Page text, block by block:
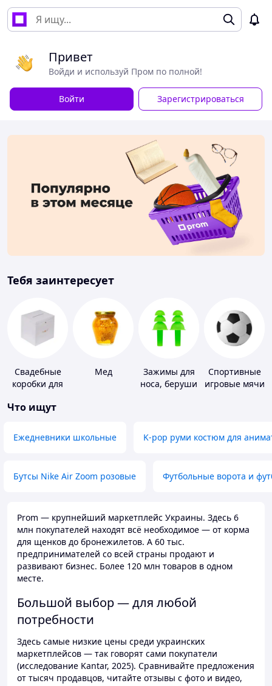
Привет
Войди и используй Пром по полной!
Войти Зарегистрироваться
Тебя заинтересует
Свадебные
коробки для
Мед
Зажимы для
носа, беруши
Спортивные
игровые мячи
Что ищут
Ежедневники школьные K-pop руми костюм для
Бутсы Nike Air Zoom розовые Футбольные ворота и
Prom — крупнейший маркетплейс Украины. Здесь 6
млн покупателей находят всё необходимое — от корма
для щенков до бронежилетов. А 60 тыс.
предпринимателей со всей страны продают и
развивают бизнес. Более 120 млн товаров в одном
месте.
Большой выбор — для любой
потребности
Здесь самые низкие цены среди украинских
маркетплейсов — так говорят сами покупатели
(исследование Kantar, 2025). Сравнивайте предложения
от тысяч продавцов, читайте отзывы с фото и видео,